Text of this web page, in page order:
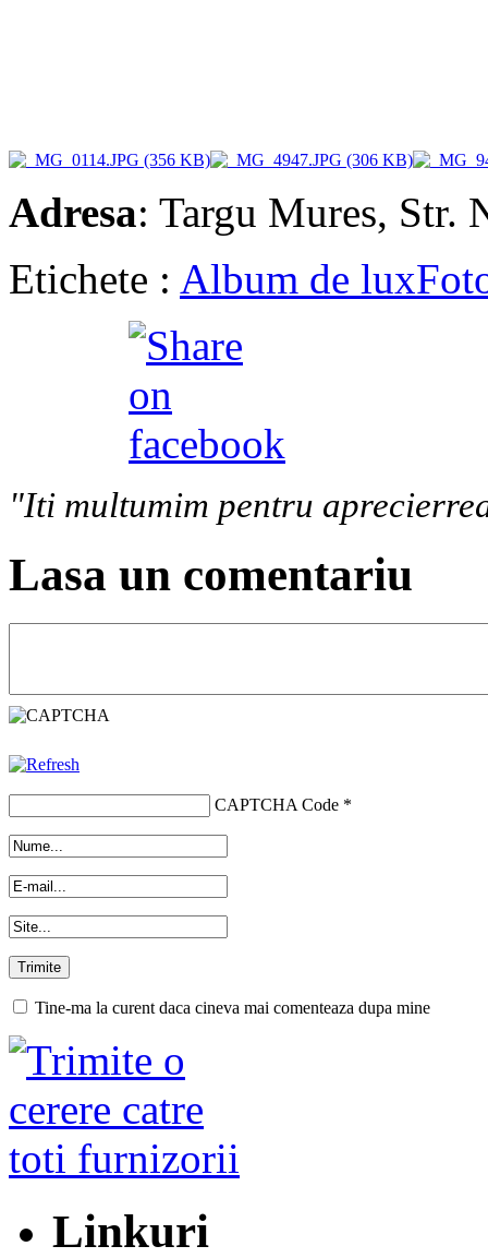
Adresa: Targu Mures, Str.
Etichete : Album de lux
"Iti multumim pentru
Lasa un comentariu
CAPTCHA Code *
Tine-ma la curent daca cineva mai comenteaza dupa mine
Linkuri